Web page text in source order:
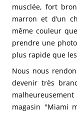
musclée, fort
marron et d’un
même couleur
prendre une
plus rapide que
Nous nous
devenir très
magasin "Miami